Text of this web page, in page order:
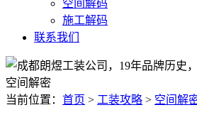
空间解码
施工解码
联系我们
空间解密
当前位置： 首页 > 工装攻略 > 空间解